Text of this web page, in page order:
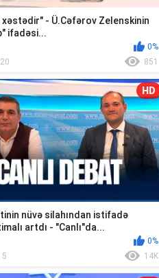
xəstədir" - Ü.Cəfərov Zelenskinin
ifadəsi...
0%
851
HD
nüvə silahından istifadə
artdı - "Canlı"da...
0%
5
14K